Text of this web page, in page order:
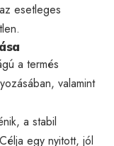
esetleges
a termés
valamint
a stabil
egy nyitott, jól